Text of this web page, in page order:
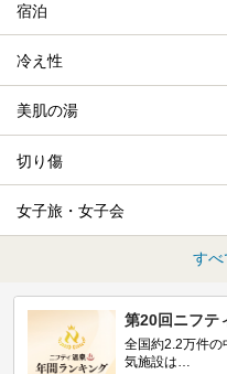
宿泊
冷え性
美肌の湯
切り傷
女子旅・女子会
すべ
第20回ニフテ
全国約2.2万件の
気施設は…